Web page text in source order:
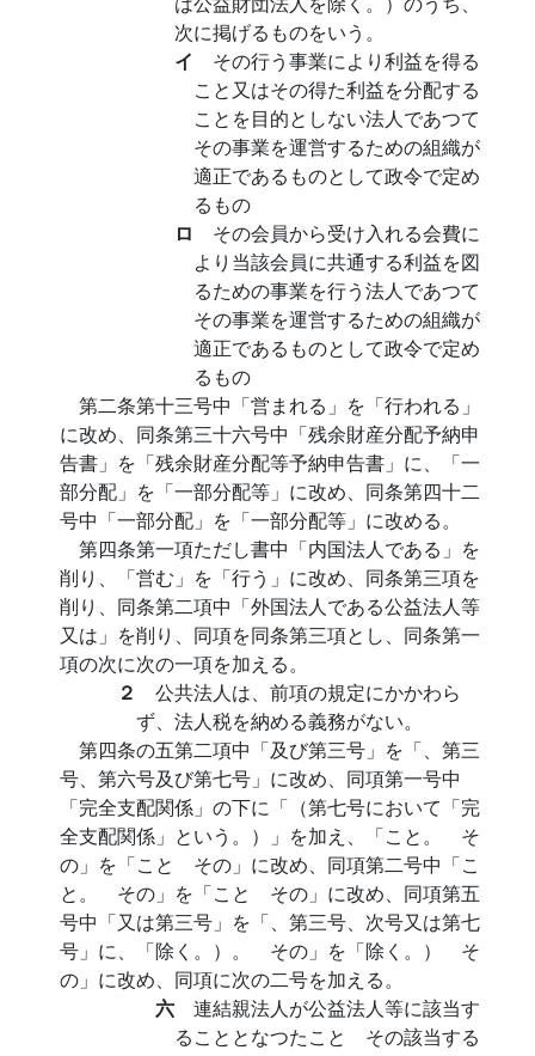
次に掲げるものをいう。
イ その行う事業により利益を得る
こと又はその得た利益を分配する
ことを目的としない法人であつて
その事業を運営するための組織が
適正であるものとして政令で定め
るもの
ロ その会員から受け入れる会費に
より当該会員に共通する利益を図
るための事業を行う法人であつて
その事業を運営するための組織が
適正であるものとして政令で定め
るもの
第二条第十三号中「営まれる」を「行われる」
に改め、同条第三十六号中「残余財産分配予納申
告書」を「残余財産分配等予納申告書」に、「一
部分配」を「一部分配等」に改め、同条第四十二
号中「一部分配」を「一部分配等」に改める。
第四条第一項ただし書中「内国法人である」を
削り、「営む」を「行う」に改め、同条第三項を
削り、同条第二項中「外国法人である公益法人等
又は」を削り、同項を同条第三項とし、同条第一
項の次に次の一項を加える。
２ 公共法人は、前項の規定にかかわら
ず、法人税を納める義務がない。
第四条の五第二項中「及び第三号」を「、第三
号、第六号及び第七号」に改め、同項第一号中
「完全支配関係」の下に「（第七号において「完
全支配関係」という。）」を加え、「こと。 そ
の」を「こと その」に改め、同項第二号中「こ
と。 その」を「こと その」に改め、同項第五
号中「又は第三号」を「、第三号、次号又は第七
号」に、「除く。）。 その」を「除く。） そ
の」に改め、同項に次の二号を加える。
六 連結親法人が公益法人等に該当す
ることとなつたこと その該当する